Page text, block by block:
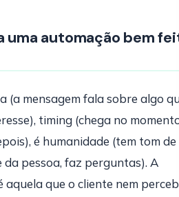
uma automação bem
(a mensagem fala sobre algo
timing (chega no
é humanidade (tem tom de
da pessoa, faz perguntas). A
que o cliente nem